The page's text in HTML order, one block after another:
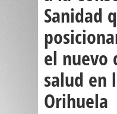
Sanidad
el nuevo
salud en
Orihuela